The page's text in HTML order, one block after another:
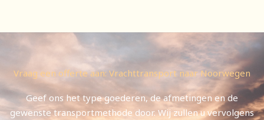
Vraag een offerte aan: Vrachttransport naar Noorwegen
Geef ons het type goederen, de afmetingen en de
gewenste transportmethode door. Wij zullen u vervolgens